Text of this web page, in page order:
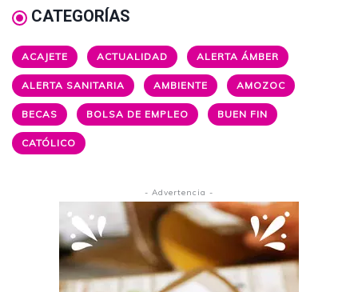
CATEGORÍAS
ACAJETE ACTUALIDAD ALERTA ÁMBER
ALERTA SANITARIA AMBIENTE AMOZOC
BECAS BOLSA DE EMPLEO BUEN FIN
CATÓLICO
- Advertencia -